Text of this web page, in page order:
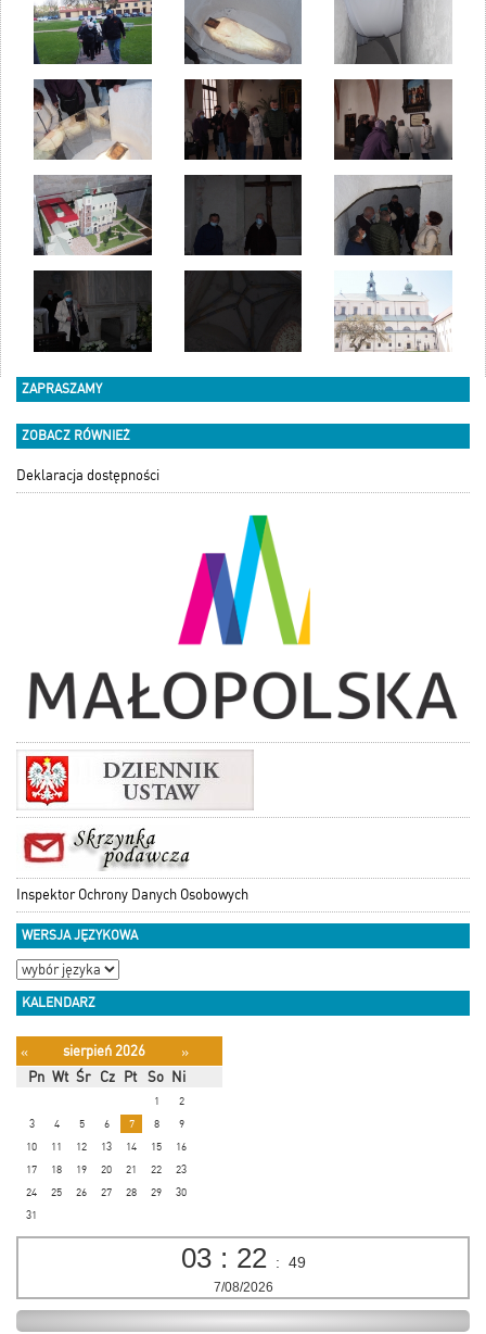
ZAPRASZAMY
ZOBACZ RÓWNIEŻ
Deklaracja dostępności
Inspektor Ochrony Danych Osobowych
WERSJA JĘZYKOWA
KALENDARZ
« sierpień 2026
»
Pn Wt Śr Cz Pt So Ni
1
2
3
4 5 6 7 8
9
10
11 12 13 14 15
16
17
18 19 20 21 22
23
24
25 26 27 28 29
30
31
03 : 22 : 50
7/08/2026